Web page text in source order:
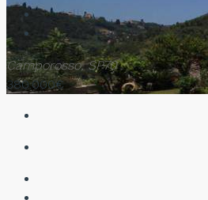
Camporosso, SP70
380.000€